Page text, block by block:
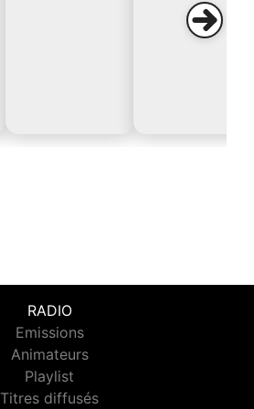
RADIO
Emissions
Animateurs
Playlist
Titres diffusés